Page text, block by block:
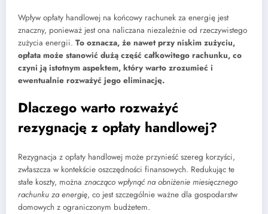
Wpływ opłaty handlowej na końcowy rachunek za energię jest
znaczny, ponieważ jest ona naliczana niezależnie od rzeczywistego
zużycia energii. To oznacza, że nawet przy niskim zużyciu,
opłata może stanowić dużą część całkowitego rachunku, co
czyni ją istotnym aspektem, który warto zrozumieć i
ewentualnie rozważyć jego eliminację.
Dlaczego warto rozważyć
rezygnację z opłaty handlowej?
Rezygnacja z opłaty handlowej może przynieść szereg korzyści,
zwłaszcza w kontekście oszczędności finansowych. Redukując te
stałe koszty, można znacząco wpłynąć na obniżenie miesięcznego
rachunku za energię, co jest szczególnie ważne dla gospodarstw
domowych z ograniczonym budżetem.